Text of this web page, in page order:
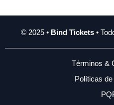
© 2025 • Bind Tickets•
Términos &
Políticas